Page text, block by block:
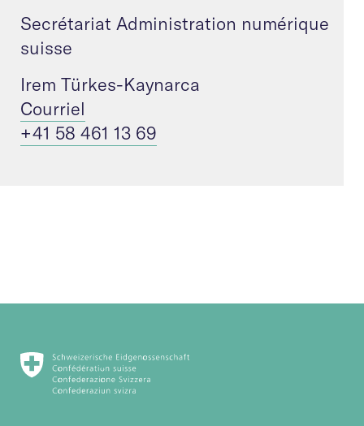
Secrétariat Administration numérique
suisse
Irem Türkes-Kaynarca
Courriel
+41 58 461 13 69